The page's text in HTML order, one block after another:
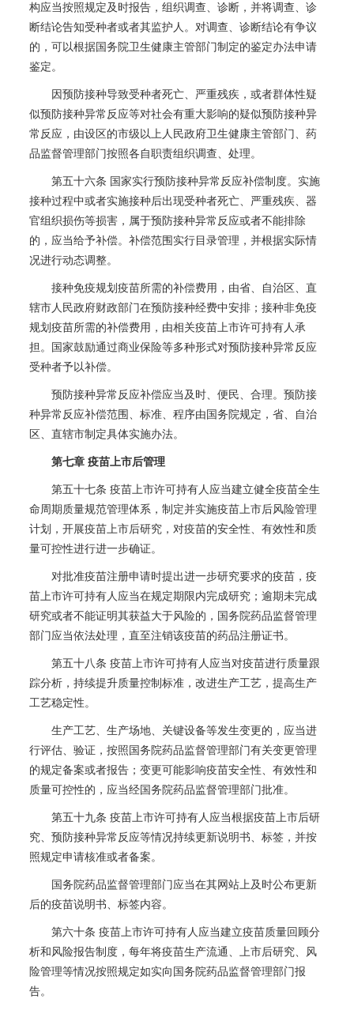
构应当按照规定及时报告，组织调查、诊断，并将调查、诊
断结论告知受种者或者其监护人。对调查、诊断结论有争议
的，可以根据国务院卫生健康主管部门制定的鉴定办法申请
鉴定。
因预防接种导致受种者死亡、严重残疾，或者群体性疑
似预防接种异常反应等对社会有重大影响的疑似预防接种异
常反应，由设区的市级以上人民政府卫生健康主管部门、药
品监督管理部门按照各自职责组织调查、处理。
第五十六条 国家实行预防接种异常反应补偿制度。实施
接种过程中或者实施接种后出现受种者死亡、严重残疾、器
官组织损伤等损害，属于预防接种异常反应或者不能排除
的，应当给予补偿。补偿范围实行目录管理，并根据实际情
况进行动态调整。
接种免疫规划疫苗所需的补偿费用，由省、自治区、直
辖市人民政府财政部门在预防接种经费中安排；接种非免疫
规划疫苗所需的补偿费用，由相关疫苗上市许可持有人承
担。国家鼓励通过商业保险等多种形式对预防接种异常反应
受种者予以补偿。
预防接种异常反应补偿应当及时、便民、合理。预防接
种异常反应补偿范围、标准、程序由国务院规定，省、自治
区、直辖市制定具体实施办法。
第七章 疫苗上市后管理
第五十七条 疫苗上市许可持有人应当建立健全疫苗全生
命周期质量规范管理体系，制定并实施疫苗上市后风险管理
计划，开展疫苗上市后研究，对疫苗的安全性、有效性和质
量可控性进行进一步确证。
对批准疫苗注册申请时提出进一步研究要求的疫苗，疫
苗上市许可持有人应当在规定期限内完成研究；逾期未完成
研究或者不能证明其获益大于风险的，国务院药品监督管理
部门应当依法处理，直至注销该疫苗的药品注册证书。
第五十八条 疫苗上市许可持有人应当对疫苗进行质量跟
踪分析，持续提升质量控制标准，改进生产工艺，提高生产
工艺稳定性。
生产工艺、生产场地、关键设备等发生变更的，应当进
行评估、验证，按照国务院药品监督管理部门有关变更管理
的规定备案或者报告；变更可能影响疫苗安全性、有效性和
质量可控性的，应当经国务院药品监督管理部门批准。
第五十九条 疫苗上市许可持有人应当根据疫苗上市后研
究、预防接种异常反应等情况持续更新说明书、标签，并按
照规定申请核准或者备案。
国务院药品监督管理部门应当在其网站上及时公布更新
后的疫苗说明书、标签内容。
第六十条 疫苗上市许可持有人应当建立疫苗质量回顾分
析和风险报告制度，每年将疫苗生产流通、上市后研究、风
险管理等情况按照规定如实向国务院药品监督管理部门报
告。